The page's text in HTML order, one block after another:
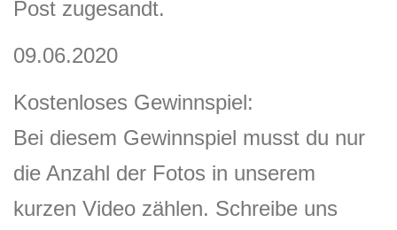
Post zugesandt.
09.06.2020
Kostenloses Gewinnspiel:
Bei diesem Gewinnspiel musst du nur
die Anzahl der Fotos in unserem
kurzen Video zählen. Schreibe uns